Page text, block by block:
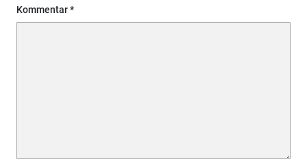
Kommentar